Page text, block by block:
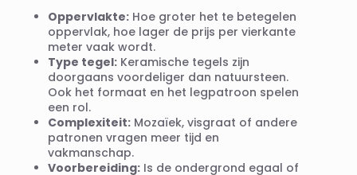
Oppervlakte: Hoe groter het te betegelen
oppervlak, hoe lager de prijs per vierkante
meter vaak wordt.
Type tegel: Keramische tegels zijn
doorgaans voordeliger dan natuursteen.
Ook het formaat en het legpatroon spelen
een rol.
Complexiteit: Mozaïek, visgraat of andere
patronen vragen meer tijd en
vakmanschap.
Voorbereiding: Is de ondergrond egaal of